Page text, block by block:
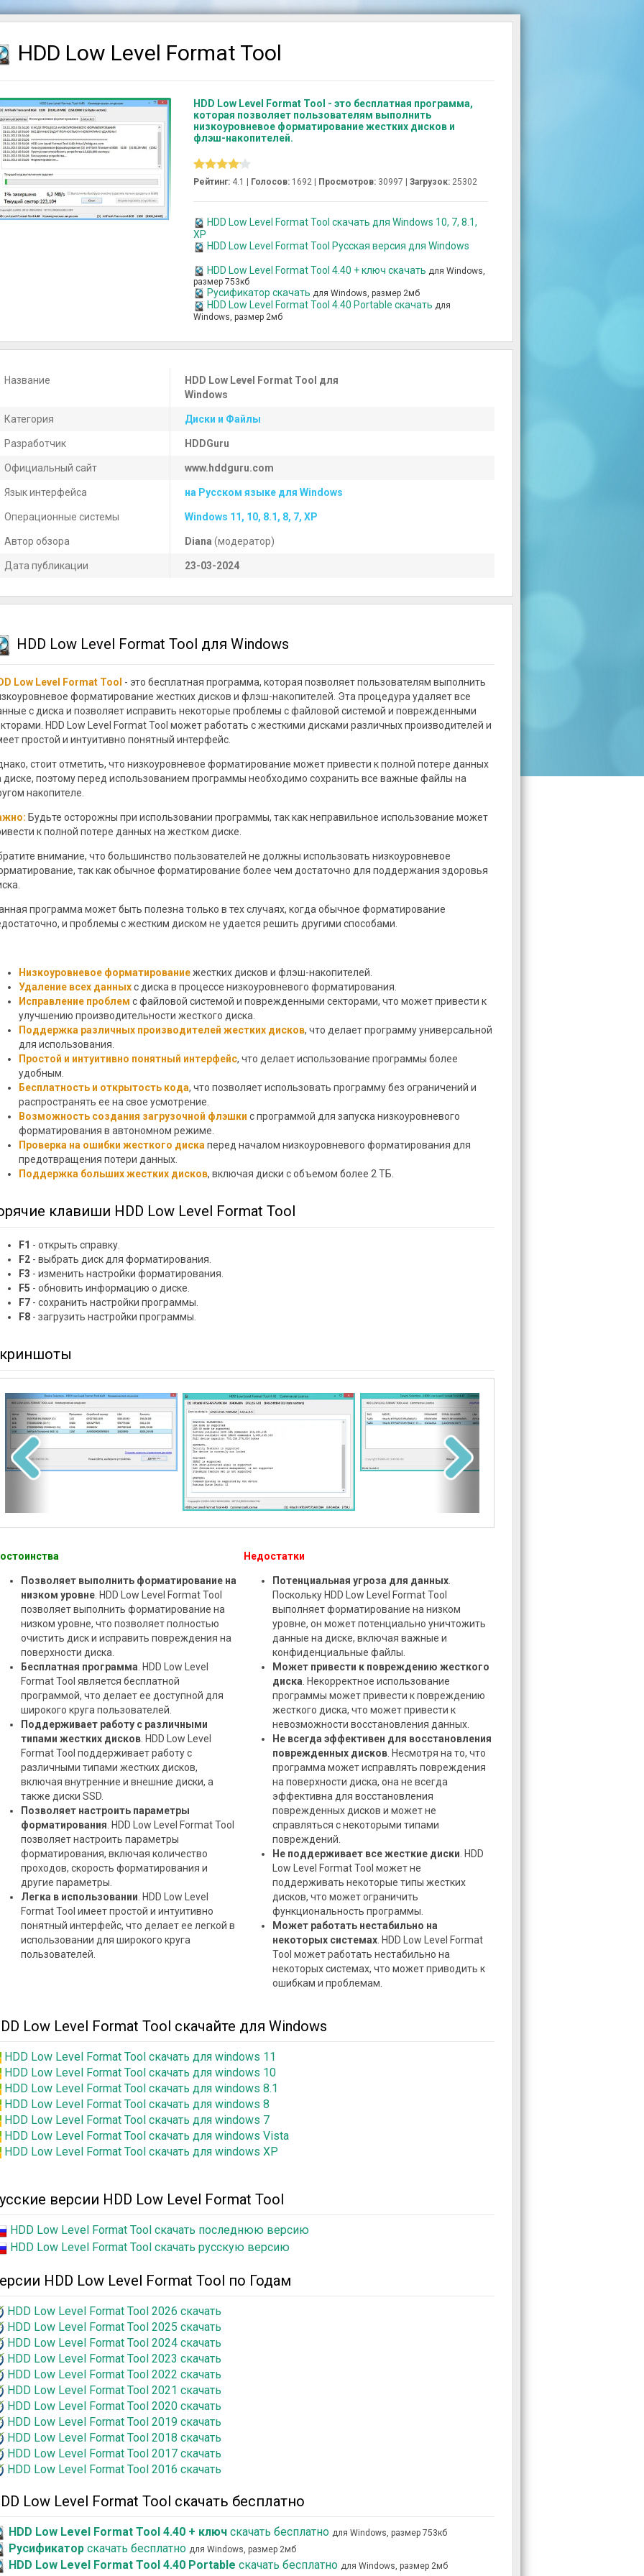
HDD Low Level Format Tool
HDD Low Level Format Tool - это бесплатная программа,
которая позволяет пользователям выполнить
низкоуровневое форматирование жестких дисков и
флэш-накопителей.
Рейтинг: 4.1 | Голосов: 1692 Просмотров: 30997 | Загрузок: 25302
HDD Low Level Format Tool скачать для Windows 10, 7, 8.1,
XP
HDD Low Level Format Tool Русская версия для Windows
HDD Low Level Format Tool 4.40 + ключ скачать для Windows,
размер 753кб
Русификатор скачать для Windows, размер 2мб
HDD Low Level Format Tool 4.40 Portable скачать для
Windows, размер 2мб
Название
HDD Low Level Format Tool для
Windows
Категория Диски и Файлы
Разработчик HDDGuru
Официальный сайт www.hddguru.com
Язык интерфейса на Русском языке для Windows
Операционные системы Windows 11, 10, 8.1, 8, 7, XP
Автор обзора Diana (модератор)
Дата публикации 23-03-2024
HDD Low Level Format Tool для Windows
Low Level Format Tool - это бесплатная программа, которая позволяет пользователям выполнить
форматирование жестких дисков и флэш-накопителей. Эта процедура удаляет все
с диска и позволяет исправить некоторые проблемы с файловой системой и поврежденными
HDD Low Level Format Tool может работать с жесткими дисками различных производителей и
простой и интуитивно понятный интерфейс.
стоит отметить, что низкоуровневое форматирование может привести к полной потере данных
диске, поэтому перед использованием программы необходимо сохранить все важные файлы на
накопителе.
Будьте осторожны при использовании программы, так как неправильное использование может
к полной потере данных на жестком диске.
внимание, что большинство пользователей не должны использовать низкоуровневое
так как обычное форматирование более чем достаточно для поддержания здоровья
программа может быть полезна только в тех случаях, когда обычное форматирование
и проблемы с жестким диском не удается решить другими способами.
Низкоуровневое форматированиежестких дисков и флэш-накопителей.
Удаление всех данныхс диска в процессе низкоуровневого форматирования.
Исправление проблем с файловой системой и поврежденными секторами, что может привести к
улучшению производительности жесткого диска.
Поддержка различных производителей жестких дисков, что делает программу универсальной
для использования.
Простой и интуитивно понятный интерфейс, что делает использование программы более
удобным.
Бесплатность и открытость кода, что позволяет использовать программу без ограничений и
распространять ее на свое усмотрение.
Возможность создания загрузочной флэшки с программой для запуска низкоуровневого
форматирования в автономном режиме.
Проверка на ошибки жесткого диска перед началом низкоуровневого форматирования для
предотвращения потери данных.
Поддержка больших жестких дисков, включая диски с объемом более 2 ТБ.
клавиши HDD Low Level Format Tool
F1 - открыть справку.
F2 - выбрать диск для форматирования.
F3 - изменить настройки форматирования.
F5 - обновить информацию о диске.
F7 - сохранить настройки программы.
F8 - загрузить настройки программы.
Позволяет выполнить форматирование на
низком уровне. HDD Low Level Format Tool
позволяет выполнить форматирование на
низком уровне, что позволяет полностью
очистить диск и исправить повреждения на
поверхности диска.
Бесплатная программа. HDD Low Level
Format Tool является бесплатной
программой, что делает ее доступной для
широкого круга пользователей.
Поддерживает работу с различными
типами жестких дисков. HDD Low Level
Format Tool поддерживает работу с
различными типами жестких дисков,
включая внутренние и внешние диски, а
также диски SSD.
Позволяет настроить параметры
форматирования. HDD Low Level Format Tool
позволяет настроить параметры
форматирования, включая количество
проходов, скорость форматирования и
другие параметры.
Легка в использовании. HDD Low Level
Format Tool имеет простой и интуитивно
понятный интерфейс, что делает ее легкой в
использовании для широкого круга
пользователей.
Недостатки
Потенциальная угроза для данных.
Поскольку HDD Low Level Format Tool
выполняет форматирование на низком
уровне, он может потенциально уничтожить
данные на диске, включая важные и
конфиденциальные файлы.
Может привести к повреждению жесткого
диска. Некорректное использование
программы может привести к повреждению
жесткого диска, что может привести к
невозможности восстановления данных.
Не всегда эффективен для восстановления
поврежденных дисков. Несмотря на то, что
программа может исправлять повреждения
на поверхности диска, она не всегда
эффективна для восстановления
поврежденных дисков и может не
справляться с некоторыми типами
повреждений.
Не поддерживает все жесткие диски. HDD
Low Level Format Tool может не
поддерживать некоторые типы жестких
дисков, что может ограничить
функциональность программы.
Может работать нестабильно на
некоторых системах. HDD Low Level Format
Tool может работать нестабильно на
некоторых системах, что может приводить к
ошибкам и проблемам.
Low Level Format Tool скачайте для Windows
HDD Low Level Format Tool скачать для windows 11
HDD Low Level Format Tool скачать для windows 10
HDD Low Level Format Tool скачать для windows 8.1
HDD Low Level Format Tool скачать для windows 8
HDD Low Level Format Tool скачать для windows 7
HDD Low Level Format Tool скачать для windows Vista
HDD Low Level Format Tool скачать для windows XP
версии HDD Low Level Format Tool
HDD Low Level Format Tool скачать последнюю версию
HDD Low Level Format Tool скачать русскую версию
HDD Low Level Format Tool по Годам
HDD Low Level Format Tool 2026 скачать
HDD Low Level Format Tool 2025 скачать
HDD Low Level Format Tool 2024 скачать
HDD Low Level Format Tool 2023 скачать
HDD Low Level Format Tool 2022 скачать
HDD Low Level Format Tool 2021 скачать
HDD Low Level Format Tool 2020 скачать
HDD Low Level Format Tool 2019 скачать
HDD Low Level Format Tool 2018 скачать
HDD Low Level Format Tool 2017 скачать
HDD Low Level Format Tool 2016 скачать
Low Level Format Tool скачать бесплатно
HDD Low Level Format Tool 4.40 + ключ скачать бесплатно для Windows, размер 753кб
Русификатор скачать бесплатно для Windows, размер 2мб
HDD Low Level Format Tool 4.40 Portable скачать бесплатно для Windows, размер 2мб